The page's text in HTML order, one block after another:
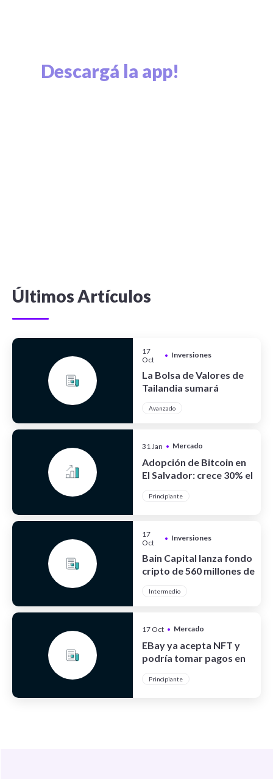
Descargá la app!
Últimos Artículos
17
Oct
• Inversiones
La Bolsa de Valores de
Tailandia sumará
Avanzado
31 Jan • Mercado
Adopción de Bitcoin en
El Salvador: crece 30% el
Principiante
17
Oct
• Inversiones
Bain Capital lanza fondo
cripto de 560 millones de
Intermedio
17 Oct • Mercado
EBay ya acepta NFT y
podría tomar pagos en
Principiante